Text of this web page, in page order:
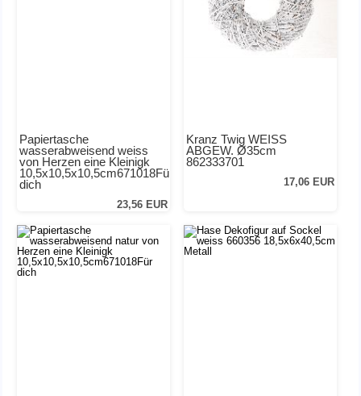
Papiertasche
wasserabweisend weiss
von Herzen eine Kleinigk
10,5x10,5x10,5cm671018Für
dich
23,56 EUR
Kranz Twig WEISS
ABGEW. Ø35cm
862333701
17,06 EUR